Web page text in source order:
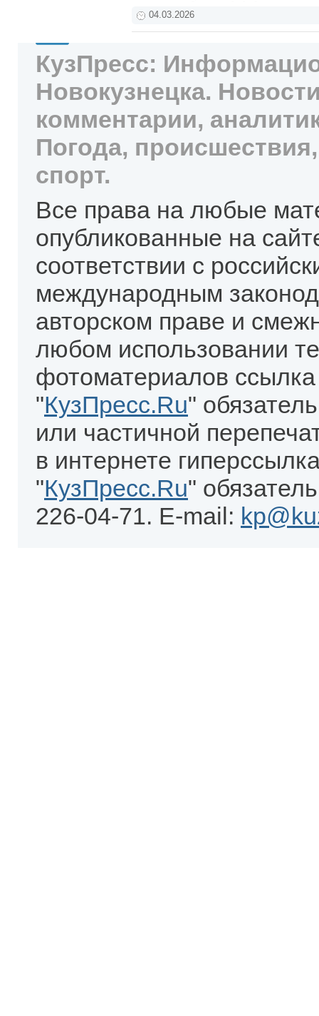
04.03.2026
КузПресс:
Новокузнецка.
комментарии,
Погода,
спорт.
Все права на любые
опубликованные на
соответствии с
международным
авторском праве и
любом использовании
фотоматериалов
"КузПресс.Ru"
или частичной
в интернете
"КузПресс.Ru"
226-04-71. E-mail: